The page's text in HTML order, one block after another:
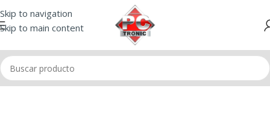
Skip to navigation
Skip to main content
Inicio/Cámara Web/Video Conferencia